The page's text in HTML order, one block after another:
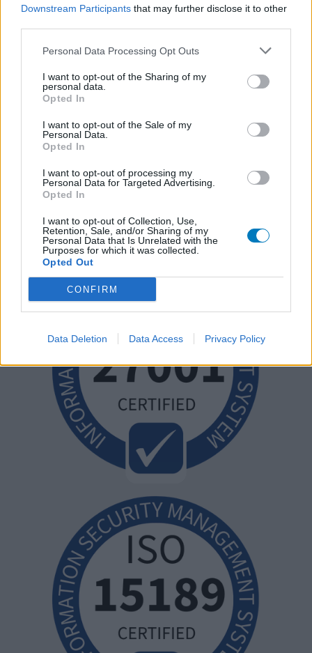
Downstream Participants that may further disclose it to other
Personal Data Processing Opt Outs
I want to opt-out of the Sharing of my
personal data.
Opted In
I want to opt-out of the Sale of my
Personal Data.
Opted In
I want to opt-out of processing my
Personal Data for Targeted Advertising.
Opted In
I want to opt-out of Collection, Use,
Retention, Sale, and/or Sharing of my
Personal Data that Is Unrelated with the
Purposes for which it was collected.
Opted Out
CONFIRM
Data Deletion Data Access Privacy Policy